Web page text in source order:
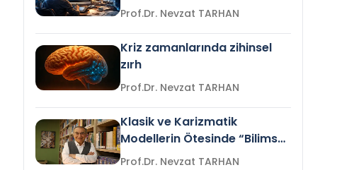
Prof.Dr. Nevzat TARHAN
Kriz zamanlarında zihinsel
zırh
Prof.Dr. Nevzat TARHAN
Klasik ve Karizmatik
Modellerin Ötesinde “Bilimsel
Liderlik”
Prof.Dr. Nevzat TARHAN